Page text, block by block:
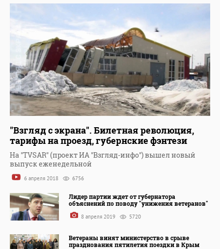
"Взгляд с экрана". Билетная революция,
тарифы на проезд, губернские фэнтези
На "TVSAR" (проект ИА "Взгляд-инфо") вышел новый
выпуск еженедельной
6 апреля 2018 6756
Лидер партии ждет от губернатора
объяснений по поводу "унижения ветеранов"
8 апреля 2019 5720
Ветераны винят министерство в срыве
празднования пятилетия поездки в Крым